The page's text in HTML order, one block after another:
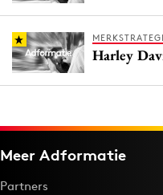
Harley
Meer Adformatie
Partners